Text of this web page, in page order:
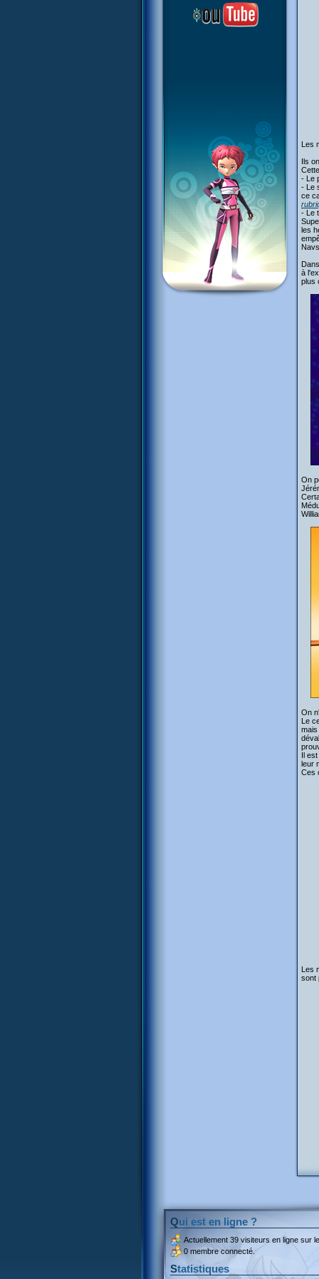
Les
Ils
- Le
- Le
ce
- Le
les
à
plus
On
On
Le
Il
leur
Ces
Les
sont
Qui est en ligne ?
Actuellement 39 visiteurs en ligne sur
0 membre connecté.
Statistiques